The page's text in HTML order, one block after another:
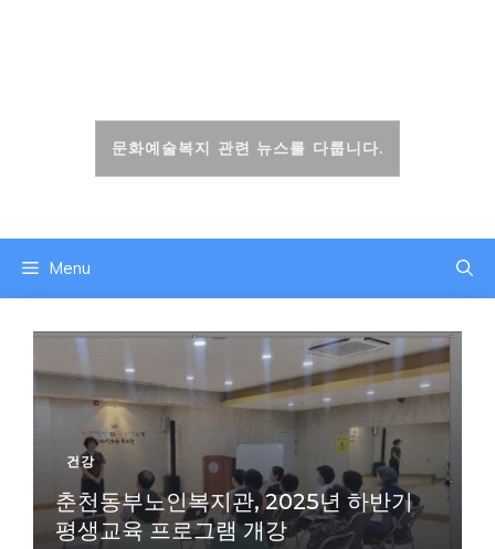
문화예술복지 관련 뉴스를 다룹니다.
Menu
건강
춘천동부노인복지관, 2025년 하반기
평생교육 프로그램 개강